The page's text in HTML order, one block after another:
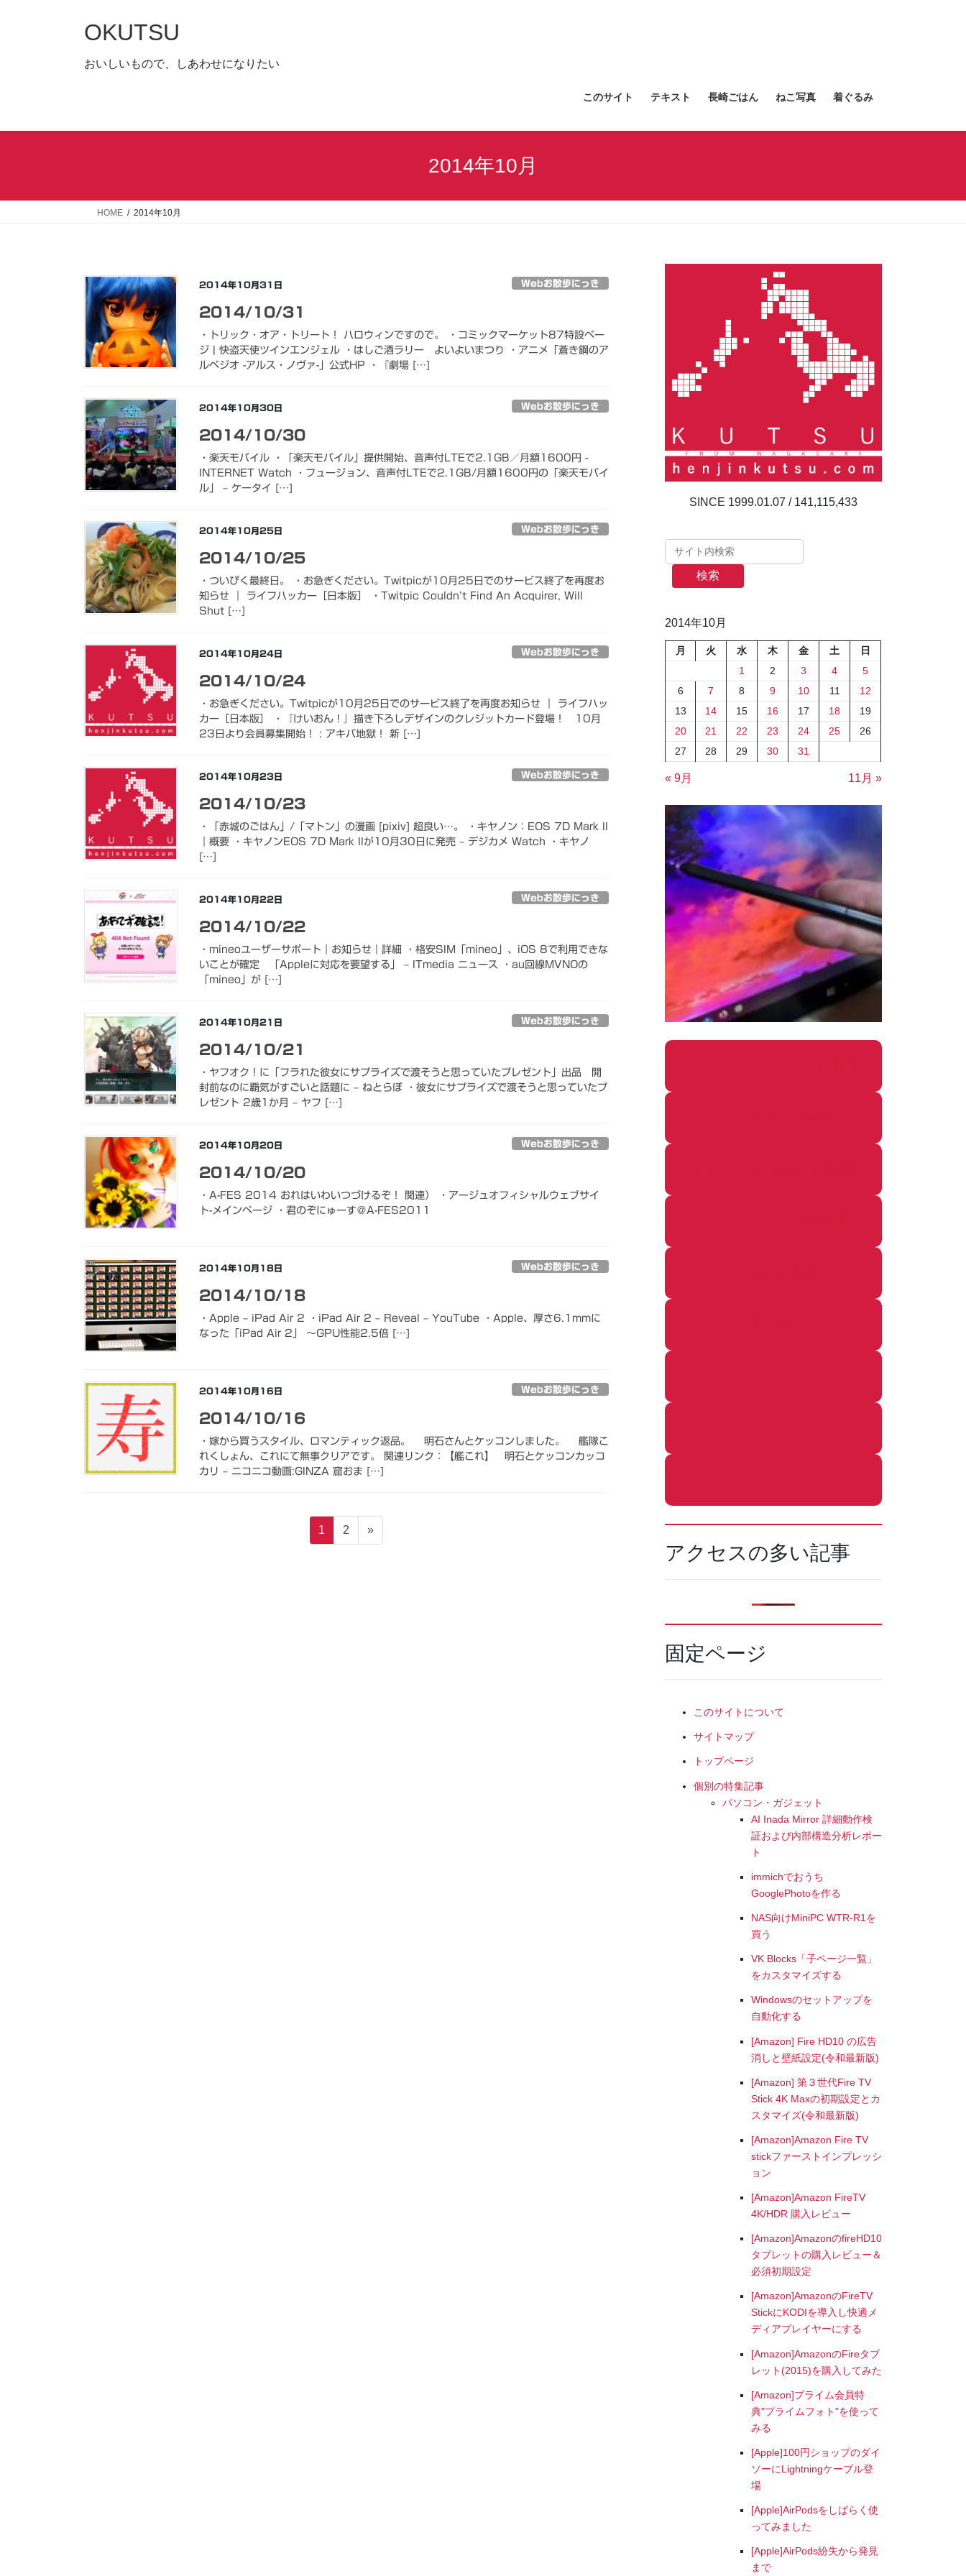
キ
に
OKUTSU
おいしいもので、しあわせになりたい
このサイト テキスト 長崎ごはん ねこ写真 着ぐるみ
2014年10月
HOME 2014年10月
2014年10月31日 Webお散歩にっき
2014/10/31
・トリック・オア・トリート！ ハロウィンですので。 ・コミックマーケット87特設ペー
ジ | 快盗天使ツインエンジェル ・はしご酒ラリー よいよいまつり ・アニメ「蒼き鋼のア
ルペジオ -アルス・ノヴァ-」公式HP ・『劇場 […]
2014年10月30日 Webお散歩にっき
2014/10/30
・楽天モバイル ・「楽天モバイル」提供開始、音声付LTEで2.1GB／月額1600円 -
INTERNET Watch ・フュージョン、音声付LTEで2.1GB/月額1600円の「楽天モバイ
ル」 – ケータイ […]
2014年10月25日 Webお散歩にっき
2014/10/25
・ついぴく最終日。 ・お急ぎください。Twitpicが10月25日でのサービス終了を再度お
知らせ ｜ ライフハッカー［日本版］ ・Twitpic Couldn’t Find An Acquirer, Will
Shut […]
2014年10月24日 Webお散歩にっき
2014/10/24
・お急ぎください。Twitpicが10月25日でのサービス終了を再度お知らせ ｜ ライフハッ
カー［日本版］ ・『けいおん！』描き下ろしデザインのクレジットカード登場！ 10月
23日より会員募集開始！ : アキバ地獄！ 新 […]
2014年10月23日 Webお散歩にっき
2014/10/23
・「赤城のごはん」/「マトン」の漫画 [pixiv] 超良い…。 ・キヤノン：EOS 7D Mark II
｜概要 ・キヤノンEOS 7D Mark IIが10月30日に発売 – デジカメ Watch ・キヤノ
[…]
2014年10月22日 Webお散歩にっき
2014/10/22
・mineoユーザーサポート｜お知らせ｜詳細 ・格安SIM「mineo」、iOS 8で利用できな
いことが確定 「Appleに対応を要望する」 – ITmedia ニュース ・au回線MVNOの
「mineo」が […]
2014年10月21日 Webお散歩にっき
2014/10/21
・ヤフオク！に「フラれた彼女にサプライズで渡そうと思っていたプレゼント」出品 開
封前なのに覇気がすごいと話題に – ねとらぼ ・彼女にサプライズで渡そうと思っていたプ
レゼント 2歳1か月 – ヤフ […]
2014年10月20日 Webお散歩にっき
2014/10/20
・A-FES 2014 おれはいわいつづけるぞ！ 関連） ・アージュオフィシャルウェブサイ
ト-メインページ ・君のぞにゅーす＠A-FES2011
2014年10月18日 Webお散歩にっき
2014/10/18
・Apple – iPad Air 2 ・iPad Air 2 – Reveal – YouTube ・Apple、厚さ6.1mmに
なった「iPad Air 2」 ～GPU性能2.5倍 […]
2014年10月16日 Webお散歩にっき
2014/10/16
・嫁から買うスタイル、ロマンティック返品。 明石さんとケッコンしました。 艦隊こ
れくしょん、これにて無事クリアです。 関連リンク：【艦これ】 明石とケッコンカッコ
カリ – ニコニコ動画:GINZA 窟おま […]
固
定
1
固
定
2 »
141,115,433
検索
2014年10月
月 火 水 木 金 土
日
1
2 3 4
5
6
7 8 9 10 11
12
13
14 15 16 17 18
19
20
21 22 23 24 25
26
27
28 29 30 31
« 9月 11月 »
アクセスの多い記事
固定ページ
このサイトについて
サイトマップ
トップページ
個別の特集記事
パソコン・ガジェット
AI Inada Mirror 詳細動作検
証および内部構造分析レポー
ト
immichでおうち
GooglePhotoを作る
NAS向けMiniPC WTR-R1を
買う
VK Blocks「子ページ一覧」
をカスタマイズする
Windowsのセットアップを
自動化する
[Amazon] Fire HD10 の広告
消しと壁紙設定(令和最新版)
[Amazon] 第３世代Fire TV
Stick 4K Maxの初期設定とカ
スタマイズ(令和最新版)
[Amazon]Amazon Fire TV
stickファーストインプレッシ
ョン
[Amazon]Amazon FireTV
4K/HDR 購入レビュー
[Amazon]AmazonのfireHD10
タブレットの購入レビュー＆
必須初期設定
[Amazon]AmazonのFireTV
StickにKODIを導入し快適メ
ディアプレイヤーにする
[Amazon]AmazonのFireタブ
レット(2015)を購入してみた
[Amazon]プライム会員特
典"プライムフォト"を使って
みる
[Apple]100円ショップのダイ
ソーにLightningケーブル登
場
[Apple]AirPodsをしばらく使
ってみました
[Apple]AirPods紛失から発見
まで